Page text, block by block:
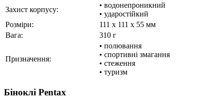
Захист корпусу:
• водонепроникний
• ударостійкий
Розміри:
111 x 111 x 55 мм
Вага:
310 г
Призначення:
• полювання
• спортивні змагання
• стеження
• туризм
Біноклі Pentax